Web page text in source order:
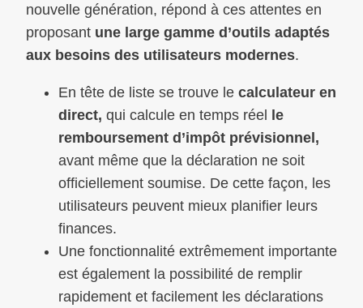
nouvelle génération, répond à ces attentes en
proposant une large gamme d’outils adaptés
aux besoins des utilisateurs modernes.
En tête de liste se trouve le calculateur en
direct, qui calcule en temps réel le
remboursement d’impôt prévisionnel,
avant même que la déclaration ne soit
officiellement soumise. De cette façon, les
utilisateurs peuvent mieux planifier leurs
finances.
Une fonctionnalité extrêmement importante
est également la possibilité de remplir
rapidement et facilement les déclarations